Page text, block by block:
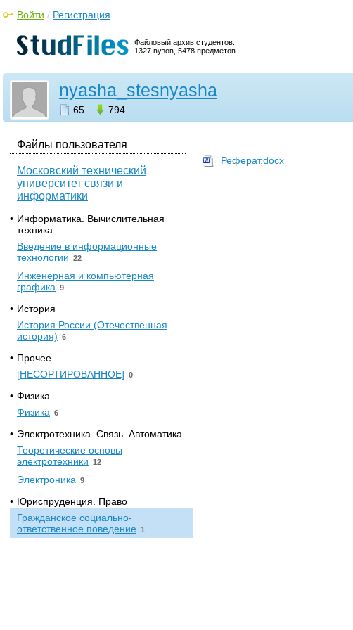
Файловый архив студентов.
1327 вузов, 5478 предметов.
Войти / Регистрация
nyasha_stesnyasha
65 794
Файлы пользователя
Московский технический
университет связи и
информатики
• Информатика. Вычислительная
техника
Введение в информационные
технологии 22
Инженерная и компьютерная
графика 9
• История
История России (Отечественная
история) 6
• Прочее
[НЕСОРТИРОВАННОЕ] 0
• Физика
Физика 6
• Электротехника. Связь. Автоматика
Теоретические основы
электротехники 12
Электроника 9
• Юриспруденция. Право
Гражданское социально-
ответственное поведение 1
Реферат.docx